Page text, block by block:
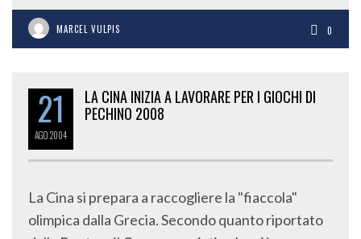
MARCEL VULPIS 0
21
AGO2004
LA CINA INIZIA A LAVORARE PER I GIOCHI DI
PECHINO 2008
La Cina si prepara a raccogliere la "fiaccola"
olimpica dalla Grecia. Secondo quanto riportato